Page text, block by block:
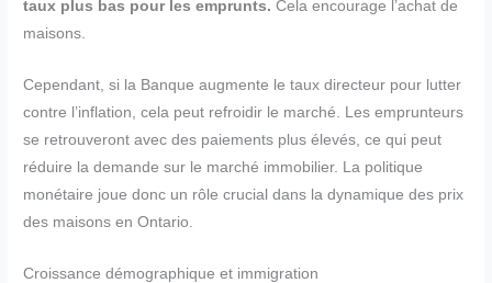
taux plus bas pour les emprunts. Cela encourage l’achat de
maisons.
Cependant, si la Banque augmente le taux directeur pour lutter
contre l’inflation, cela peut refroidir le marché. Les emprunteurs
se retrouveront avec des paiements plus élevés, ce qui peut
réduire la demande sur le marché immobilier. La politique
monétaire joue donc un rôle crucial dans la dynamique des prix
des maisons en Ontario.
Croissance démographique et immigration